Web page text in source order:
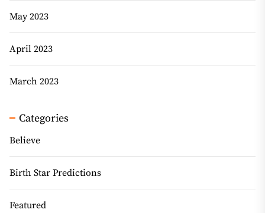
May 2023
April 2023
March 2023
Categories
Believe
Birth Star Predictions
Featured